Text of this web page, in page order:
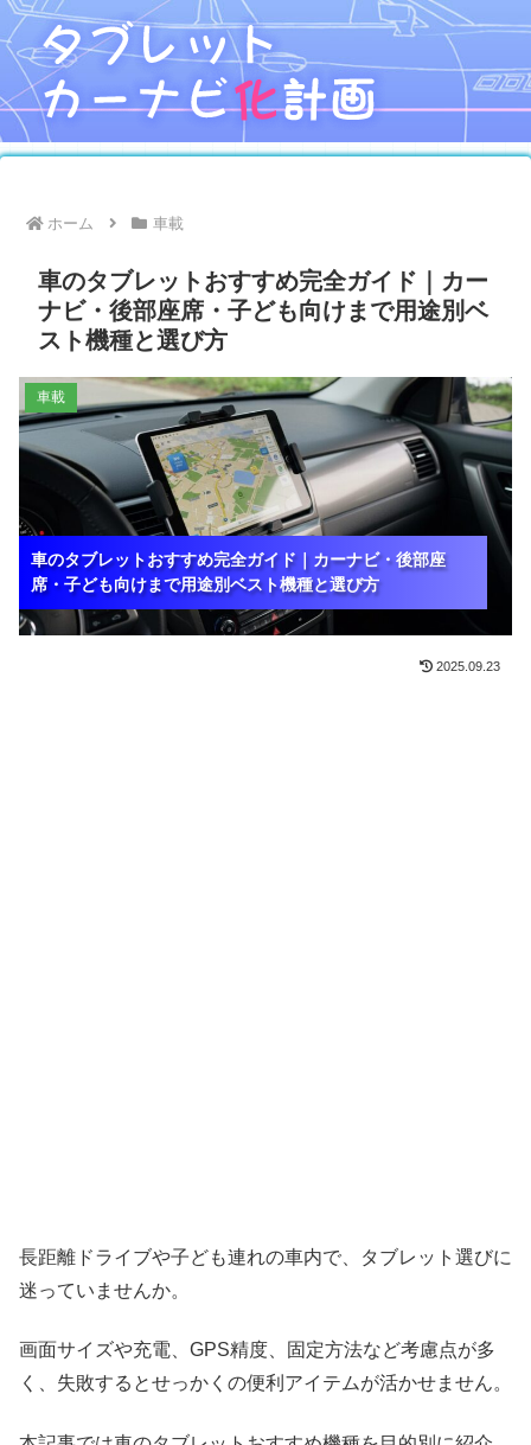
ホーム 車載
車のタブレットおすすめ完全ガイド｜カー
ナビ・後部座席・子ども向けまで用途別ベ
スト機種と選び方
車のタブレットおすすめ完全ガイド｜カーナビ・後部座
席・子ども向けまで用途別ベスト機種と選び方
車のタブレットおすすめ完全ガイド｜カーナビ・後部座
席・子ども向けまで用途別ベスト機種と選び方
車のタブレットおすすめ完全ガイド｜カーナビ・後部座
席・子ども向けまで用途別ベスト機種と選び方
車載
2025.09.23
長距離ドライブや子ども連れの車内で、タブレット選びに
迷っていませんか。
画面サイズや充電、GPS精度、固定方法など考慮点が多
く、失敗するとせっかくの便利アイテムが活かせません。